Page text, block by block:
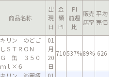
商品名称
出
現
日
金
額
PI
PI
前週
比
販売
店率
平均
売価
キリン のどご
しＳＴＲＯＮ
Ｇ 缶 ３５０
ｍｌ×６
01
月
20
日
710537%89% 626
キリン 淡麗極
01